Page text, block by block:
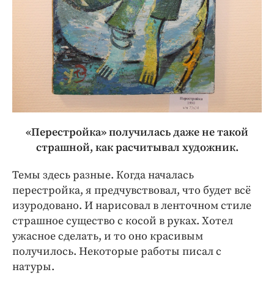
«Перестройка» получилась даже не такой
страшной, как расчитывал художник.
Темы здесь разные. Когда началась
перестройка, я предчувствовал, что будет всё
изуродовано. И нарисовал в ленточном стиле
страшное существо с косой в руках. Хотел
ужасное сделать, и то оно красивым
получилось. Некоторые работы писал с
натуры.